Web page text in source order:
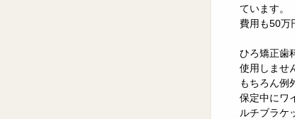
ています。
費用も50万
ひろ矯正歯
使用しませ
もちろん例
保定中にワ
ルチブラケ